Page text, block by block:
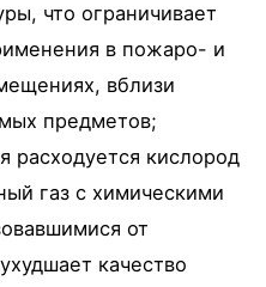
что ограничивает
в пожаро- и
вблизи
предметов;
расходуется кислород
газ с химическими
от
качество